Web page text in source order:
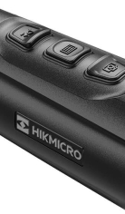
Share
Producător: